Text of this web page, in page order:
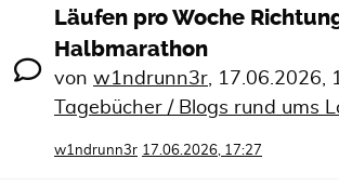
Läufen pro Woche
Halbmarathon
von w1ndrunn3r, 17.06.2026,
Tagebücher / Blogs rund ums
w1ndrunn3r 17.06.2026, 17:27